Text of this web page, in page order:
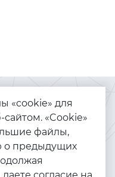
«cookie» для
«Cookie»
файлы,
предыдущих